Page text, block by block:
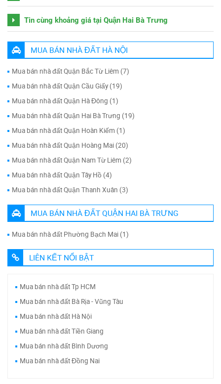
Tin cùng khoảng giá tại Quận Hai Bà Trưng
MUA BÁN NHÀ ĐẤT HÀ NỘI
Mua bán nhà đất Quận Bắc Từ Liêm (7)
Mua bán nhà đất Quận Cầu Giấy (19)
Mua bán nhà đất Quận Hà Đông (1)
Mua bán nhà đất Quận Hai Bà Trưng (19)
Mua bán nhà đất Quận Hoàn Kiếm (1)
Mua bán nhà đất Quận Hoàng Mai (20)
Mua bán nhà đất Quận Nam Từ Liêm (2)
Mua bán nhà đất Quận Tây Hồ (4)
Mua bán nhà đất Quận Thanh Xuân (3)
MUA BÁN NHÀ ĐẤT QUẬN HAI BÀ TRƯNG
Mua bán nhà đất Phường Bạch Mai (1)
LIÊN KẾT NỔI BẬT
Mua bán nhà đất Tp HCM
Mua bán nhà đất Bà Rịa - Vũng Tàu
Mua bán nhà đất Hà Nội
Mua bán nhà đất Tiền Giang
Mua bán nhà đất Bình Dương
Mua bán nhà đất Đồng Nai